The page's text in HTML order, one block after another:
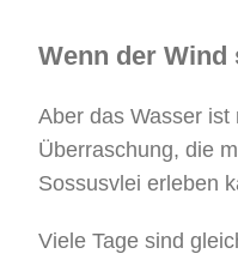
Wenn der
Aber das Wasser ist
Überraschung, die
Sossusvlei erleben
Viele Tage sind